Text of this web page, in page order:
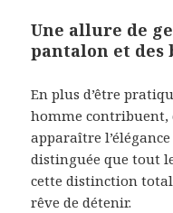
Une allure de
pantalon et des
En plus d’être
homme contribuent,
apparaître
distinguée que tout
cette distinction
rêve de détenir.